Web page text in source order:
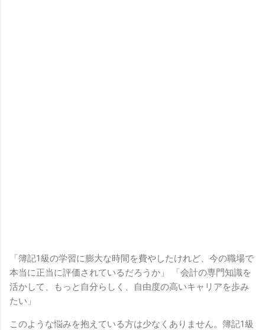
「簿記1級の学習に膨大な時間を費やしたけれど、今の職場で
本当に正当に評価されているだろうか」 「会計の専門知識を
活かして、もっと自分らしく、自由度の高いキャリアを歩み
たい」
このような悩みを抱えている方は少なくありません。簿記1級